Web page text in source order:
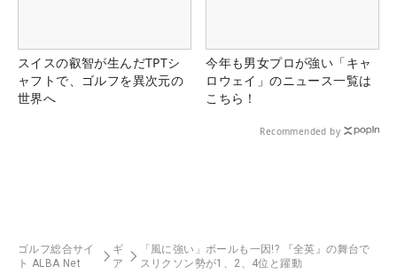
スイスの叡智が生んだTPTシ
ャフトで、ゴルフを異次元の
世界へ
今年も男女プロが強い「キャ
ロウェイ」のニュース一覧は
こちら！
Recommended by
ゴルフ総合サイ
ト ALBA Net
ギ
ア
「風に強い」ボールも一因!? 『全英』の舞台で
スリクソン勢が1、2、4位と躍動